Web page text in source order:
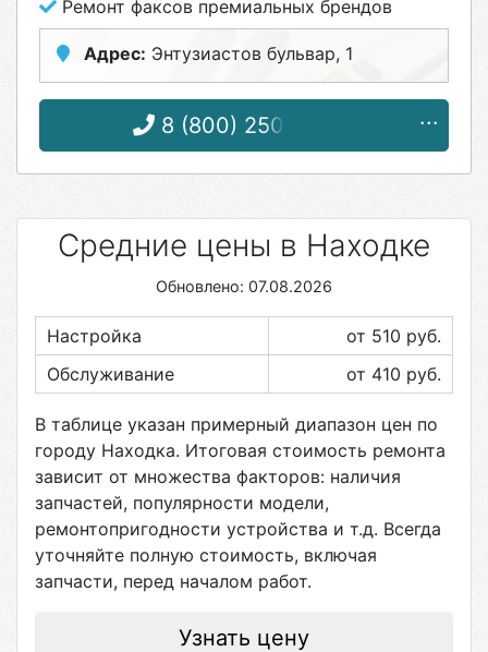
Ремонт факсов премиальных брендов
Адрес: Энтузиастов бульвар, 1
8 (800) 250-67-55
Средние цены в Находке
Обновлено: 07.08.2026
Настройка от 510 руб.
Обслуживание
от 410 руб.
В таблице указан примерный диапазон цен по
городу Находка. Итоговая стоимость ремонта
зависит от множества факторов: наличия
запчастей, популярности модели,
ремонтопригодности устройства и т.д. Всегда
уточняйте полную стоимость, включая
запчасти, перед началом работ.
Узнать цену